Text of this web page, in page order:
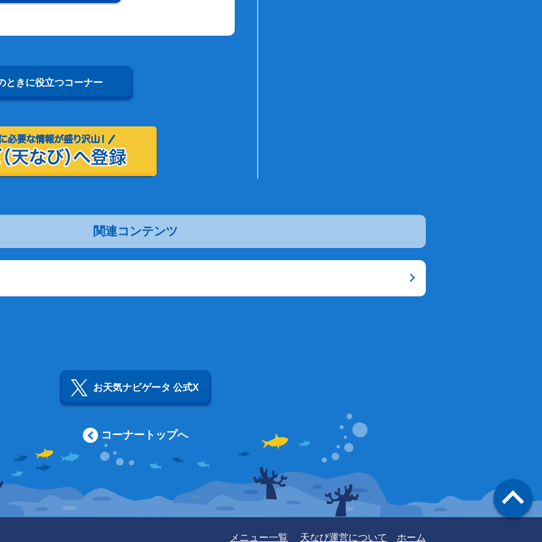
ときに役立つコーナー
関連コンテンツ
お天気ナビゲータ 公式X
コーナートップへ
メニュー一覧 天なび運営について ホーム